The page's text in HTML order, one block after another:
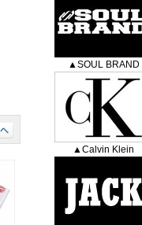
▲SOUL BRAND
▲Calvin Klein